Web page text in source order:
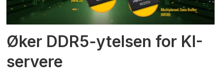
Øker DDR5-ytelsen for KI-
servere